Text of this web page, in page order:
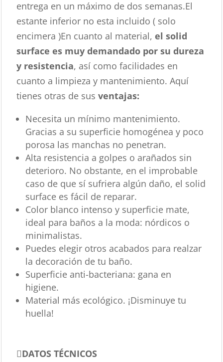
entrega en un máximo de dos semanas.El
estante inferior no esta incluido ( solo
encimera )En cuanto al material, el solid
surface es muy demandado por su dureza
y resistencia, así como facilidades en
cuanto a limpieza y mantenimiento. Aquí
tienes otras de susventajas:
Necesita un mínimo mantenimiento.
Gracias a su superficie homogénea y poco
porosa las manchas no penetran.
Alta resistencia a golpes o arañados sin
deterioro. No obstante, en el improbable
caso de que sí sufriera algún daño, el solid
surface es fácil de reparar.
Color blanco intenso y superficie mate,
ideal para baños a la moda: nórdicos o
minimalistas.
Puedes elegir otros acabados para realzar
la decoración de tu baño.
Superficie anti-bacteriana: gana en
higiene.
Material más ecológico. ¡Disminuye tu
huella!
DATOS TÉCNICOS